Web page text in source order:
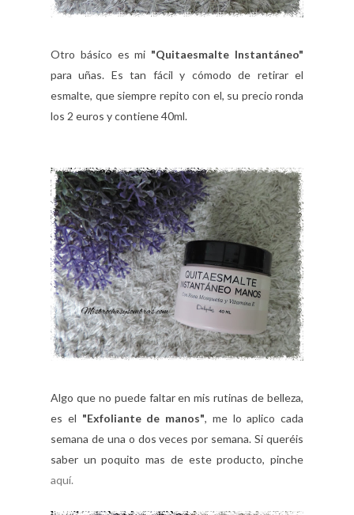
Otro básico es mi "Quitaesmalte Instantáneo"
para uñas. Es tan fácil y cómodo de retirar el
esmalte, que siempre repito con el, su precio ronda
los 2 euros y contiene 40ml.
Algo que no puede faltar en mis rutinas de belleza,
es el "Exfoliante de manos", me lo aplico cada
semana de una o dos veces por semana. Si queréis
saber un poquito mas de este producto, pinche
aquí.